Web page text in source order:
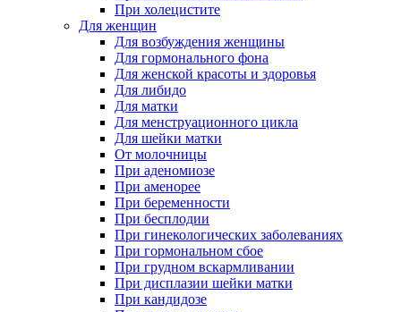
При холецистите
Для женщин
Для возбуждения женщины
Для гормонального фона
Для женской красоты и здоровья
Для либидо
Для матки
Для менструационного цикла
Для шейки матки
От молочницы
При аденомиозе
При аменорее
При беременности
При бесплодии
При гинекологических заболеваниях
При гормональном сбое
При грудном вскармливании
При дисплазии шейки матки
При кандидозе